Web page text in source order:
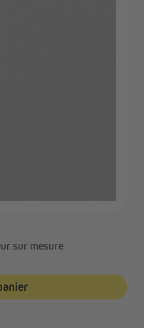
sur mesure